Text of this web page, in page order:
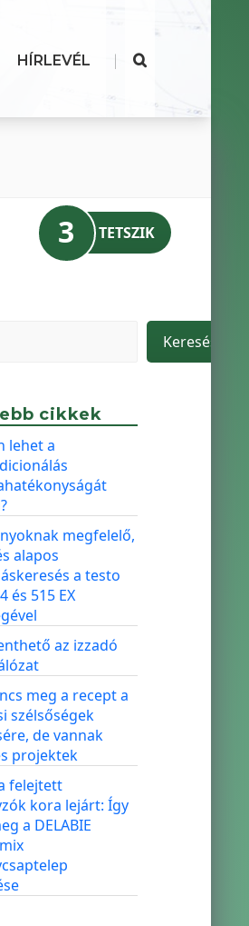
HÍRLEVÉL |
3 TETSZIK
Keresés
cikkek
lehet a
megfelelő,
alapos
a testo
és 515 EX
az izzadó
meg a recept a
szélsőségek
de vannak
projektek
felejtett
kora lejárt: Így
a DELABIE